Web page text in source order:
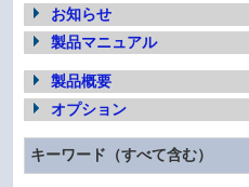
お知らせ
製品マニュアル
製品概要
オプション
キーワード（すべて含む）